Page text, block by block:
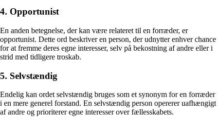
4. Opportunist
En anden betegnelse, der kan være relateret til en forræder, er
opportunist. Dette ord beskriver en person, der udnytter enhver chance
for at fremme deres egne interesser, selv på bekostning af andre eller i
strid med tidligere troskab.
5. Selvstændig
Endelig kan ordet selvstændig bruges som et synonym for en forræder
i en mere generel forstand. En selvstændig person opererer uafhængigt
af andre og prioriterer egne interesser over fællesskabets.